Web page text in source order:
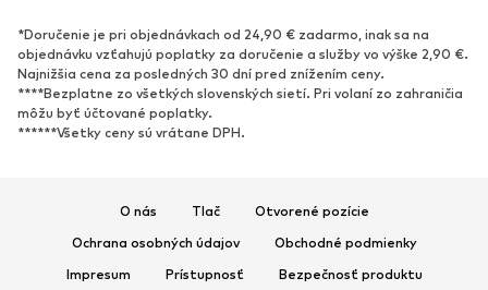
Nové
Obľúbené
Tenisky
Členkové čižmy
Topánky na vysokom podpätku
Sandále
Papuče
Exkluzívne
*Doručenie je pri objednávkach od 24,90 € zadarmo, inak sa na
objednávku vzťahujú poplatky za doručenie a služby vo výške 2,90 €.
Najnižšia cena za posledných 30 dní pred znížením ceny.
****Bezplatne zo všetkých slovenských sietí. Pri volaní zo zahraničia
môžu byť účtované poplatky.
******Všetky ceny sú vrátane DPH.
O nás Tlač
Otvorené pozície
Ochrana osobných údajov
Obchodné podmienky
Impresum
Prístupnosť
Bezpečnosť produktu